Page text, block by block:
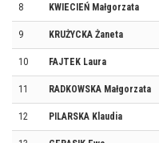
8 KWIECIEŃ Małgorzata
9 KRUŻYCKA Żaneta
10 FAJTEK Laura
11 RADKOWSKA Małgorzata
12 PILARSKA Klaudia